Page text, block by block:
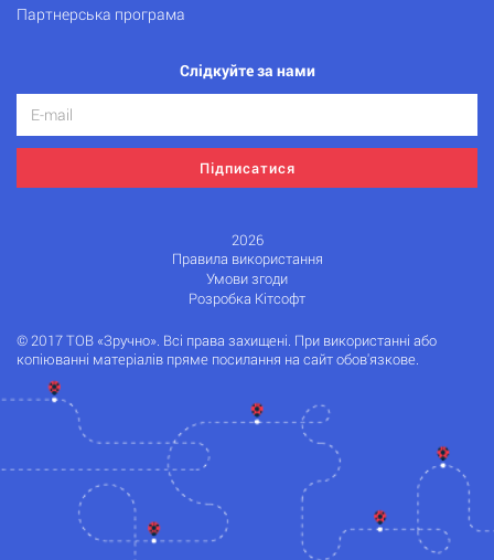
Партнерська програма
Слідкуйте за нами
Підписатися
2026
Правила використання
Умови згоди
Розробка Кітсофт
© 2017 ТОВ «Зручно». Всі права захищені. При використанні або
копіюванні матеріалів пряме посилання на сайт обов'язкове.